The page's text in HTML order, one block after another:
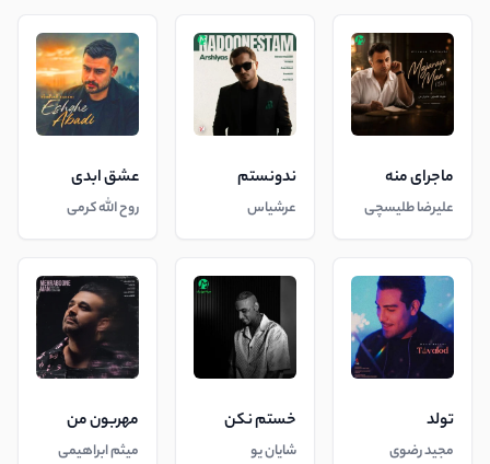
ماجرای منه
علیرضا طلیسچی
ندونستم
عرشیاس
عشق ابدی
روح الله کرمی
تولد
مجید رضوی
خستم نکن
شایان یو
مهربون من
میثم ابراهیمی